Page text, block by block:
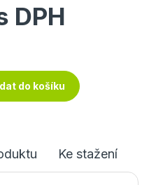
DPH
do košíku
Ke stažení